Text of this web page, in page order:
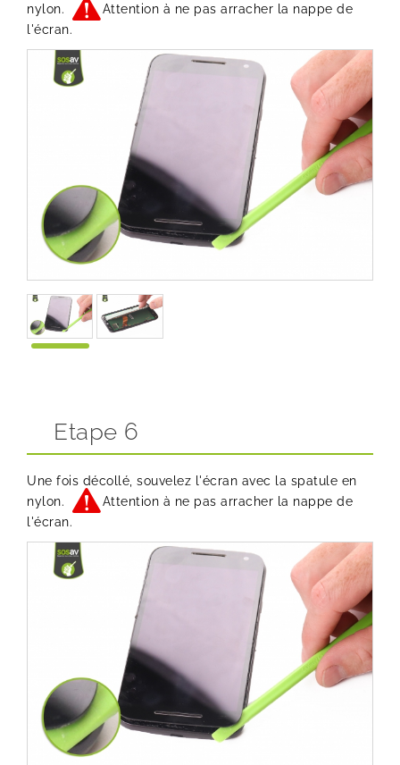
nylon.
Attention à ne pas arracher la nappe de
l'écran.
Etape 6
Une fois décollé, souvelez l'écran avec la spatule en
nylon.
Attention à ne pas arracher la nappe de
l'écran.